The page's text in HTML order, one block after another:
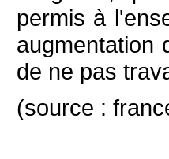
permis à
augmentation
de ne pas
(source :